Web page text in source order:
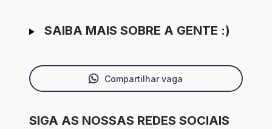
SAIBA MAIS SOBRE A GENTE :)
Compartilhar vaga
SIGA AS NOSSAS REDES SOCIAIS